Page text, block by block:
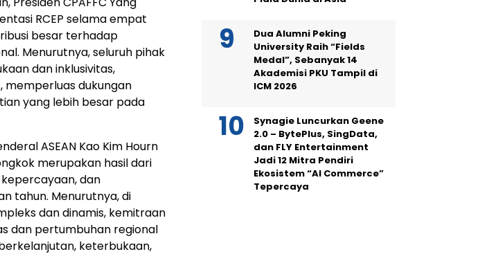
RCEP selama empat
besar terhadap
Menurutnya, seluruh pihak
dan inklusivitas,
dukungan
yang lebih besar pada
ASEAN Kao Kim Hourn
merupakan hasil dari
dan
tahun. Menurutnya, di
dan dinamis, kemitraan
dan pertumbuhan regional
keterbukaan,
Dua Alumni Peking
University Raih “Fields
Medal”, Sebanyak 14
Akademisi PKU Tampil di
ICM 2026
Synagie Luncurkan Geene
2.0 – BytePlus, SingData,
dan FLY Entertainment
Jadi 12 Mitra Pendiri
Ekosistem “AI Commerce”
Tepercaya